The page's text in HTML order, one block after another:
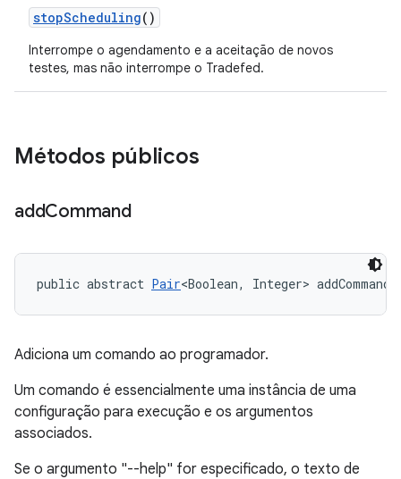
stopScheduling()
Interrompe o agendamento e a aceitação de novos
testes, mas não interrompe o Tradefed.
Métodos públicos
addCommand
public abstract Pair<Boolean, Integer>
Adiciona um comando ao programador.
Um comando é essencialmente uma instância de uma
configuração para execução e os argumentos
associados.
Se o argumento "--help" for especificado, o texto de